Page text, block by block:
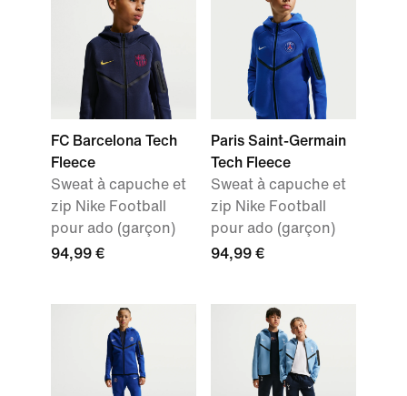
FC Barcelona Tech
Fleece
Sweat à capuche et
zip Nike Football
pour ado (garçon)
94,99 €
Paris Saint-Germain
Tech Fleece
Sweat à capuche et
zip Nike Football
pour ado (garçon)
94,99 €